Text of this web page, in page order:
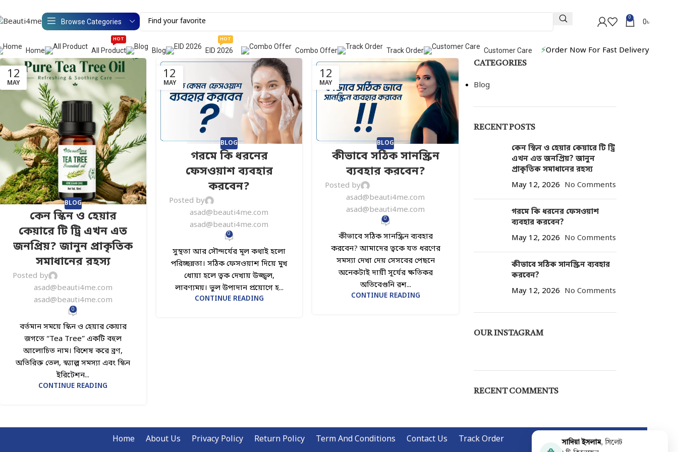
Browse Categories 0 0৳
Home All Product
HOT
Blog EID 2026
HOT
Combo Offer Track Order Customer Care ⚡Order Now For Fast Delivery
12
MAY
BLOG
কেন স্কিন ও হেয়ার
কেয়ারে টি ট্রি এখন এত
জনপ্রিয়? জানুন প্রাকৃতিক
সমাধানের রহস্য
Posted by
asad@beauti4me.com
asad@beauti4me.com
0
বর্তমান সময়ে স্কিন ও হেয়ার কেয়ার
জগতে “Tea Tree” একটি বহুল
আলোচিত নাম। বিশেষ করে ব্রণ,
অতিরিক্ত তেল, স্ক্যাল্প সমস্যা এবং স্কিন
ইরিটেশন...
CONTINUE READING
12
MAY
BLOG
গরমে কি ধরনের
ফেসওয়াশ ব্যবহার
করবেন?
Posted by
asad@beauti4me.com
asad@beauti4me.com
0
সুস্থতা আর সৌন্দর্যের মূল কথাই হলো
পরিচ্ছন্নতা। সঠিক ফেসওয়াশ দিয়ে মুখ
ধোয়া হলে ত্বক দেখায় উজ্জ্বল,
লাবণ্যময়। ভুল উপাদান প্রয়োগে হ...
CONTINUE READING
12
MAY
BLOG
কীভাবে সঠিক সানস্ক্রিন
ব্যবহার করবেন?
Posted by
asad@beauti4me.com
asad@beauti4me.com
0
কীভাবে সঠিক সানস্ক্রিন ব্যবহার
করবেন? আমাদের ত্বকে যত ধরণের
সমস্যা দেখা দেয় সেসবের পেছনে
অনেকটাই দায়ী সূর্যের ক্ষতিকর
অতিবেগুনি রশ...
CONTINUE READING
CATEGORIES
Blog
RECENT POSTS
কেন স্কিন ও হেয়ার কেয়ারে টি ট্রি
এখন এত জনপ্রিয়? জানুন
প্রাকৃতিক সমাধানের রহস্য
May 12, 2026 No Comments
গরমে কি ধরনের ফেসওয়াশ
ব্যবহার করবেন?
May 12, 2026 No Comments
কীভাবে সঠিক সানস্ক্রিন ব্যবহার
করবেন?
May 12, 2026 No Comments
OUR INSTAGRAM
RECENT COMMENTS
Home About Us Privacy Policy Return Policy Term And Conditions Contact Us Track Order সাদিয়া ইসলাম, সিলেট